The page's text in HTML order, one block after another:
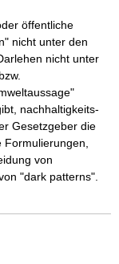
öffentliche
nicht unter den
nicht unter
nachhaltigkeits-
Gesetzgeber die
von
"dark patterns".